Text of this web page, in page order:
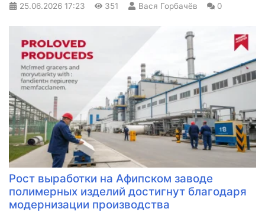
25.06.2026 17:23 351 Вася Горбачёв 0
Рост выработки на Афипском заводе
полимерных изделий достигнут благодаря
модернизации производства